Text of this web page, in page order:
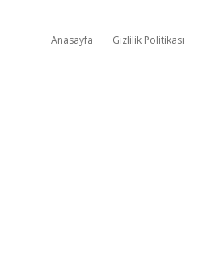
Anasayfa Gizlilik Politikası